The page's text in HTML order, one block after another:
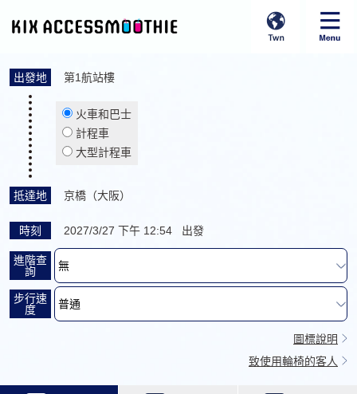
出發地 第1航站樓
火車和巴士
計程車
大型計程車
抵達地 京橋（大阪）
時刻 2027/3/27 下午 12:54 出發
進階查
詢
步行速
度
圖標說明
致使用輪椅的客人